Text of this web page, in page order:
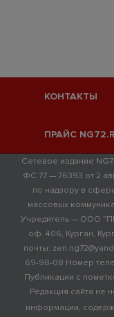
КОНТАКТЫ
ПРАЙС
Сетевое издание
ФС 77 — 76393 от 2
по надзору в
массовых
Учредитель — ООО
оф. 406, Курган,
почты:
69-98-08 Номер
Публикации с
Редакция сайта не
информации,